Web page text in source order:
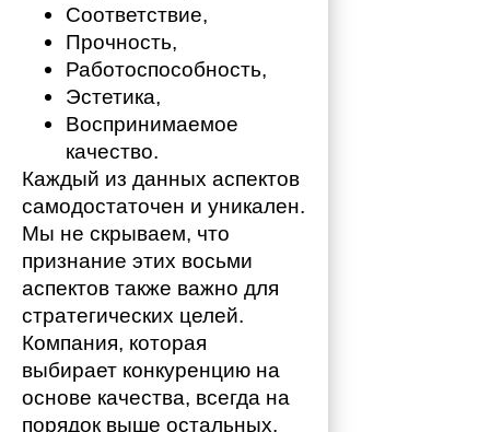
Соответствие,
Прочность,
Работоспособность,
Эстетика,
Воспринимаемое
качество.
Каждый из данных аспектов
самодостаточен и уникален.
Мы не скрываем, что
признание этих восьми
аспектов также важно для
стратегических целей.
Компания, которая
выбирает конкуренцию на
основе качества, всегда на
порядок выше остальных.